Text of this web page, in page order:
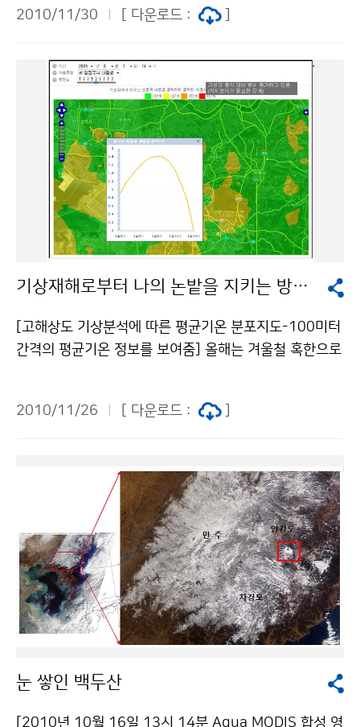
일 이상 지속될 것이 예상될 때 ② 아침 최저기온이 -1
위성 등 원격탐사 연구,▶ 해양 파랑모델에 대한 연구,▶
기 위한 응용기상 연구▶ 기상청 정책발전과 제안을 위한
정책연구 등 우수한 연구성과들이 많이 발표되었으며,또
한 수행된 연구를 재평가하고 아울러 발전적인 방향을 토
론과 질의를 통해 함께 모색할 수 있는 자리가 되었다. 이
번 발표회에서는 우수한 연구성과에 대하여 최우수상과
우수상, 장려상 등의 포상도 함께 진행되어 연구원들의 사
기진작과 향후 연구개발사업의 성과도출을 위한 좋은 자
극제가 되었다. 향후 국립기상연구소에서는 미래 기상업
무 발전과 세계 일류의 기상연구업무 수행 능력 확보를 위
해 지속적인 노력을 할 것이며, 더불어 기상청의 업무수행
화하여 국민들에게 제공되는 기상정보의 수준을 더욱 높
일 수 있도록 꾸준히 노력해 나갈 것이다. 문의 국립기상
리" 출처표시-상업적이용금지 조건에 따라 이용 할 수 있
조한 상태가 지속되고 있으며(그림 1), 11월 들어 상층의
면서, 저기압이 상층 흐름을 따라 자주 통과하고 있다(그
림 2). 황사 발원지를 지나며 모래먼지를 일으킨 저기압이
우리나라를 자주 통과하고, 그 후면을 따라 황사가 우리나
라로 자주 유입되고 있다. [그림 1. 최근 (2011.11.14~
11.20) 황사 발원지 강수량 현황] [그림2. 11월 5km 상
공의 고도장(화살표 : 상층 대기 흐름)] ▲ 전 망 12월 중
순까지는 상층의 흐름이 황사 발원지에서 우리나라 쪽으
로 향하는 형태가 지속될 것으로 예상되어, 발원지에서 황
사가 발생할 경우 우리나라로 유입될 가능성이 높겠으나,
발생 가능성이 낮아질 수 있으므로 앞으로 발표되는 기상
1-0473기상청 이(가) 창작한 11월 잦은 황사 원인은 ?
저작물은 "공공누리" 출처표시-상업적이용금지 조건에
2010/11/30 [ 다운로드 :
기상재해로부터 나의 논밭을 지키는 방법은?
[고해상도 기상분석에 따른 평균기온 분포지도-100미터
간격의 평균기온 정보를 보여줌] 올해는 겨울철 혹한으로
에 큰 피해가 발생하였다. 이러한 이상기상 현상은 앞으로
여 100미터 간격의 기온, 습도, 풍향, 풍속 분석시스템을
개발하고 시연하는 자리가 마련되었다. 국립기상연구소
(소장 권원태)는 11월 26일 국가농림기상센터에서 ‘고해
상도 농림기상 분석시스템 개발에 따른 시연회’를 개최했
으며, 농업현장 관측자료를 이용한 시간별 기온, 습도, 바
람분석기술 및 농림기상 정보시스템의 개발 등 2편의 주
제발표와 개발된 시스템의 시연이 이루어졌다. [고해상도
기상분석자료를 이용하여 벼 잎집무늬마름병 발생 위험
간에 따른 위험도의 변화를 보여줌] 이번에 개발된 농림
2010/11/26 [ 다운로드 :
눈 쌓인 백두산
[2010년 10월 16일 13시 14분 Aqua MODIS 합성 영